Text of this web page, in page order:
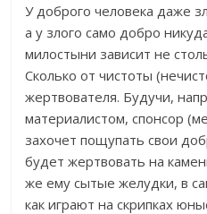
У доброго человека даже
а у злого само добро
милостыни зависит не
Сколько от чистоты
жертвователя. Будучи,
материалистом, спонсор
захочет пощупать свои
будет жертвовать на
же ему сытые желудки, в
как играют на скрипках